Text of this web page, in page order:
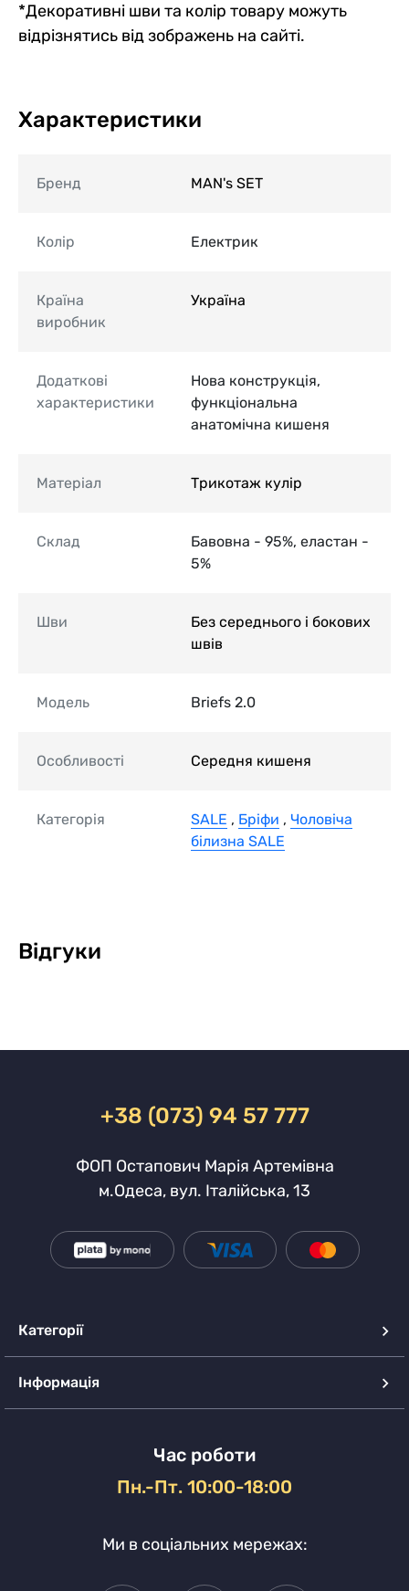
*Декоративні шви та колір товару можуть
відрізнятись від зображень на сайті.
Характеристики
Бренд MAN's SET
Колір Електрик
Країна
виробник
Україна
Додаткові
характеристики
Нова конструкція,
функціональна
анатомічна кишеня
Матеріал Трикотаж кулір
Склад
Бавовна - 95%, еластан -
5%
Шви
Без середнього і бокових
швів
Модель Briefs 2.0
Особливості Середня кишеня
Категорія SALE , Бріфи , Чоловіча
білизна SALE
Відгуки
+38 (073) 94 57 777
ФОП Остапович Марія Артемівна
м.Одеса, вул. Італійська, 13
Категорії
Інформація
Час роботи
Пн.-Пт. 10:00-18:00
Ми в соціальних мережах: